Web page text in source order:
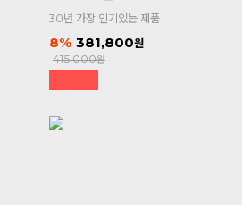
30년 가장 인기있는 제품
381,800
415,000
8